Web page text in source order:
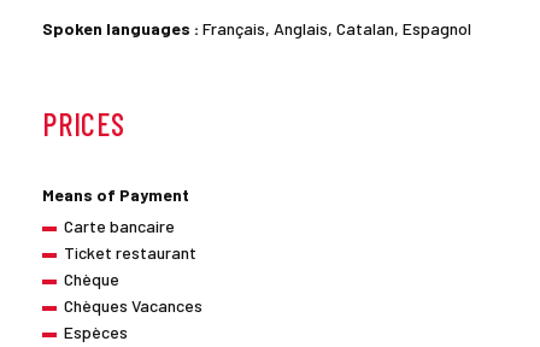
Spoken languages : Français, Anglais, Catalan, Espagnol
PRICES
Means of Payment
Carte bancaire
Ticket restaurant
Chèque
Chèques Vacances
Espèces